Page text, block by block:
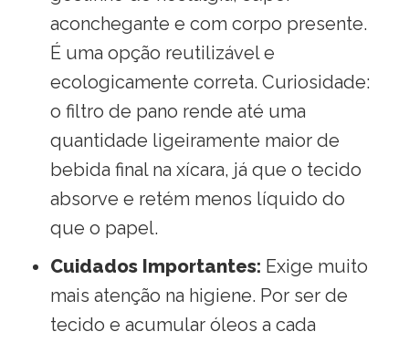
aconchegante e com corpo presente.
É uma opção reutilizável e
ecologicamente correta. Curiosidade:
o filtro de pano rende até uma
quantidade ligeiramente maior de
bebida final na xícara, já que o tecido
absorve e retém menos líquido do
que o papel.
Cuidados Importantes: Exige muito
mais atenção na higiene. Por ser de
tecido e acumular óleos a cada